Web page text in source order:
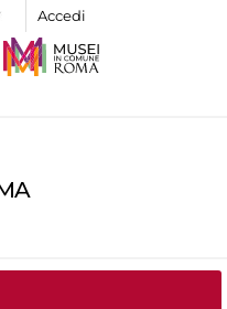
Accedi